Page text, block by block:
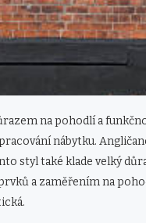
na pohodlí a
nábytku.
styl také klade velký
a zaměřením na